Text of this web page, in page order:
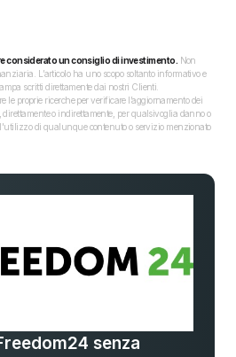
considerato un consiglio di investimento. Non
L’articolo ha uno scopo soltanto informativo e
scritti direttamente dai nostri Clienti.
le proprie ricerche per verificare l’aggiornamento dei
o indirettamente, per qualsivoglia danno o
di qualunque contenuto o servizio menzionato
senza